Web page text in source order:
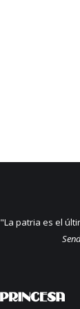
"La patria es el